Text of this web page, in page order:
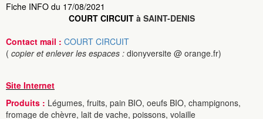
Fiche INFO du 17/08/2021
COURT CIRCUITà SAINT-DENIS
Contact mail : COURT CIRCUIT
( copier et enlever les espaces : dionyversite @ orange.fr)
Site Internet
Produits : Légumes, fruits, pain BIO, oeufs BIO, champignons,
fromage de chèvre, lait de vache, poissons, volaille